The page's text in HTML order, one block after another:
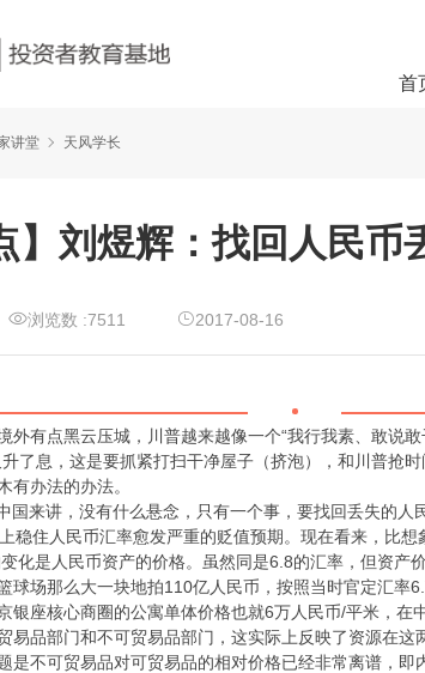
首
讲堂 天风学长
】刘煜辉：找回人民币
浏览数 :7511 2017-08-16
外有点黑云压城，川普越来越像一个“我行我素、敢说
了息，这是要抓紧打扫干净屋子（挤泡），和川普抢
有办法的办法。
国来讲，没有什么悬念，只有一个事，要找回丢失的人
稳住人民币汇率愈发严重的贬值预期。现在看来，比想
化是人民币资产的价格。虽然同是6.8的汇率，但资产
球场那么大一块地拍110亿人民币，按照当时官定汇率
银座核心商圈的公寓单体价格也就6万人民币/平米，在
易品部门和不可贸易品部门，这实际上反映了资源在这
是不可贸易品对可贸易品的相对价格已经非常离谱，即